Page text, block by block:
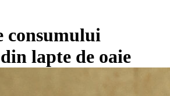
consumului
lapte de oaie